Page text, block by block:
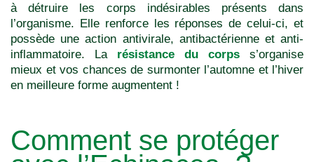
à détruire les corps indésirables présents dans
l’organisme. Elle renforce les réponses de celui-ci, et
possède une action antivirale, antibactérienne et anti-
inflammatoire. La résistance du corps s’organise
mieux et vos chances de surmonter l’automne et l’hiver
en meilleure forme augmentent !
Comment se protéger